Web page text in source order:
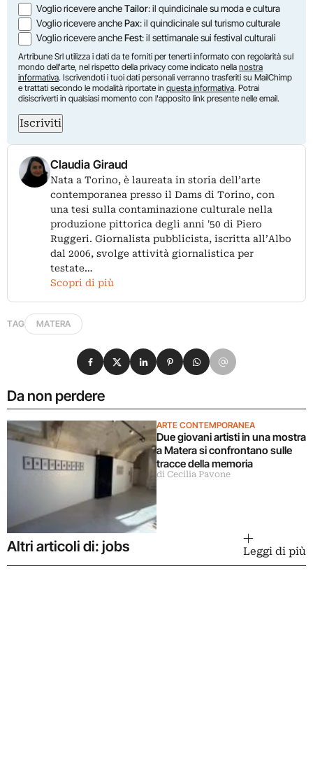
Voglio ricevere ancheTailor: il quindicinale su moda e cultura
Voglio ricevere anchePax: il quindicinale sul turismo culturale
Voglio ricevere ancheFest: il settimanale sui festival culturali
Artribune Srl utilizza i dati da te forniti per tenerti informato con regolarità sul
mondo dell'arte, nel rispetto della privacy come indicato nella nostra
informativa. Iscrivendoti i tuoi dati personali verranno trasferiti su MailChimp
e trattati secondo le modalità riportate in questa informativa. Potrai
disiscriverti in qualsiasi momento con l'apposito link presente nelle email.
Iscriviti
Claudia Giraud
Nata a Torino, è laureata in storia dell’arte
contemporanea presso il Dams di Torino, con
una tesi sulla contaminazione culturale nella
produzione pittorica degli anni '50 di Piero
Ruggeri. Giornalista pubblicista, iscritta all’Albo
dal 2006, svolge attività giornalistica per
testate…
Scopri di più
TAG MATERA
Da non perdere
ARTE CONTEMPORANEA
Due giovani artisti in una mostra
a Matera si confrontano sulle
tracce della memoria
di Cecilia Pavone
Condividi su Facebook
Condividi su X
Condividi su LinkedIn
Condividi su Pinterest
Condividi su WhatsApp
Condividi su Email
Altri articoli di: jobs Leggi di più